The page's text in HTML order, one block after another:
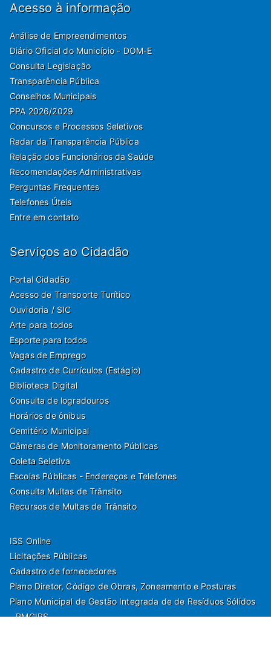
Acesso à informação
Análise de Empreendimentos
Diário Oficial do Município - DOM-E
Consulta Legislação
Transparência Pública
Conselhos Municipais
PPA 2026/2029
Concursos e Processos Seletivos
Radar da Transparência Pública
Relação dos Funcionários da Saúde
Recomendações Administrativas
Perguntas Frequentes
Telefones Úteis
Entre em contato
Serviços ao Cidadão
Portal Cidadão
Acesso de Transporte Turítico
Ouvidoria / SIC
Arte para todos
Esporte para todos
Vagas de Emprego
Cadastro de Currículos (Estágio)
Biblioteca Digital
Consulta de logradouros
Horários de ônibus
Cemitério Municipal
Câmeras de Monitoramento Públicas
Coleta Seletiva
Escolas Públicas - Endereços e Telefones
Consulta Multas de Trânsito
Recursos de Multas de Trânsito
ISS Online
Licitações Públicas
Cadastro de fornecedores
Plano Diretor, Código de Obras, Zoneamento e Posturas
Plano Municipal de Gestão Integrada de de Resíduos Sólidos
- PMGIRS